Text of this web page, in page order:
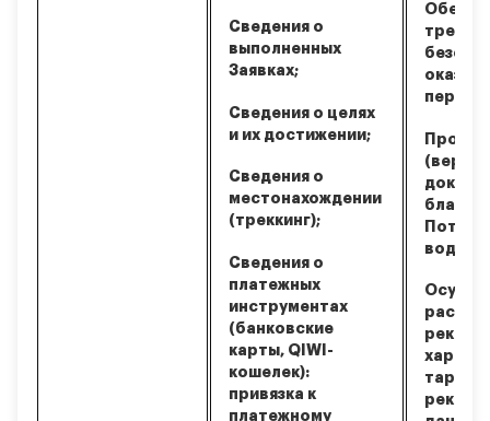
Сведения о
выполненных
Заявках;
Сведения о целях
и их достижении;
Сведения о
местонахождении
(треккинг);
Сведения о
платежных
инструментах
(банковские
карты, QIWI-
кошелек):
привязка к
платежному